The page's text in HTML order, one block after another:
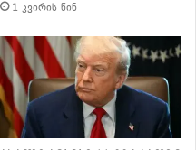
1 კვირის წინ